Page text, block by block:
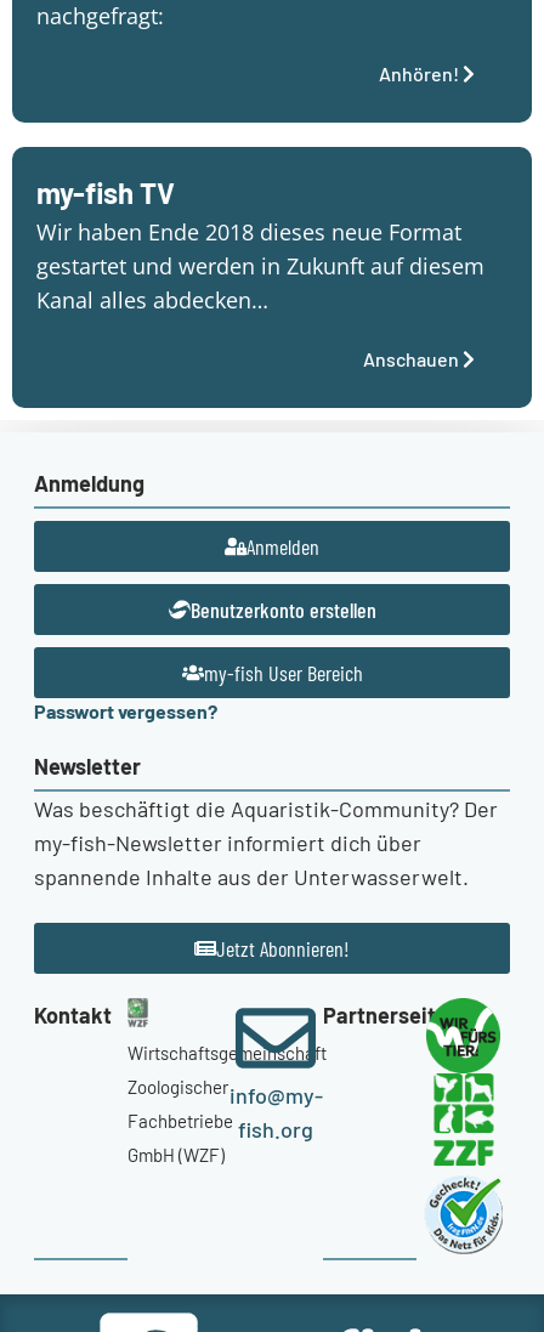
nachgefragt:
Anhören!
my-fish TV
Wir haben Ende 2018 dieses neue Format
gestartet und werden in Zukunft auf diesem
Kanal alles abdecken…
Anschauen
Anmeldung
Anmelden
Benutzerkonto erstellen
my-fish User Bereich
Passwort vergessen?
Newsletter
Was beschäftigt die Aquaristik-Community? Der
my-fish-Newsletter informiert dich über
spannende Inhalte aus der Unterwasserwelt.
Jetzt Abonnieren!
Kontakt
Wirtschaftsgemeinschaft
Zoologischer
Fachbetriebe
GmbH (WZF)
info@my-
fish.org
Partnerseiten